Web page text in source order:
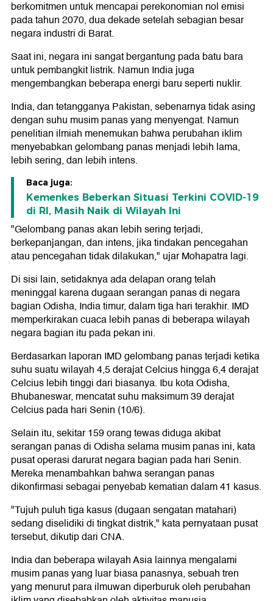
berkomitmen untuk mencapai perekonomian nol emisi
pada tahun 2070, dua dekade setelah sebagian besar
negara industri di Barat.
Saat ini, negara ini sangat bergantung pada batu bara
untuk pembangkit listrik. Namun India juga
mengembangkan beberapa energi baru seperti nuklir.
India, dan tetangganya Pakistan, sebenarnya tidak asing
dengan suhu musim panas yang menyengat. Namun
penelitian ilmiah menemukan bahwa perubahan iklim
menyebabkan gelombang panas menjadi lebih lama,
lebih sering, dan lebih intens.
Baca juga:
Kemenkes Beberkan Situasi Terkini COVID-19
di RI, Masih Naik di Wilayah Ini
"Gelombang panas akan lebih sering terjadi,
berkepanjangan, dan intens, jika tindakan pencegahan
atau pencegahan tidak dilakukan," ujar Mohapatra lagi.
Di sisi lain, setidaknya ada delapan orang telah
meninggal karena dugaan serangan panas di negara
bagian Odisha, India timur, dalam tiga hari terakhir. IMD
memperkirakan cuaca lebih panas di beberapa wilayah
negara bagian itu pada pekan ini.
Berdasarkan laporan IMD gelombang panas terjadi ketika
suhu suatu wilayah 4,5 derajat Celcius hingga 6,4 derajat
Celcius lebih tinggi dari biasanya. Ibu kota Odisha,
Bhubaneswar, mencatat suhu maksimum 39 derajat
Celcius pada hari Senin (10/6).
Selain itu, sekitar 159 orang tewas diduga akibat
serangan panas di Odisha selama musim panas ini, kata
pusat operasi darurat negara bagian pada hari Senin.
Mereka menambahkan bahwa serangan panas
dikonfirmasi sebagai penyebab kematian dalam 41 kasus.
"Tujuh puluh tiga kasus (dugaan sengatan matahari)
sedang diselidiki di tingkat distrik," kata pernyataan pusat
tersebut, dikutip dari CNA.
India dan beberapa wilayah Asia lainnya mengalami
musim panas yang luar biasa panasnya, sebuah tren
yang menurut para ilmuwan diperburuk oleh perubahan